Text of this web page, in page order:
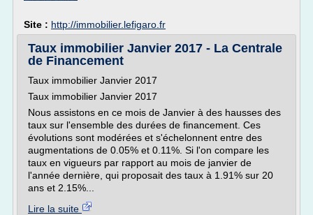
Site : http://immobilier.lefigaro.fr
Taux immobilier Janvier 2017 - La Centrale
de Financement
Taux immobilier Janvier 2017
Taux immobilier Janvier 2017
Nous assistons en ce mois de Janvier à des hausses des
taux sur l'ensemble des durées de financement. Ces
évolutions sont modérées et s'échelonnent entre des
augmentations de 0.05% et 0.11%. Si l'on compare les
taux en vigueurs par rapport au mois de janvier de
l'année dernière, qui proposait des taux à 1.91% sur 20
ans et 2.15%...
Lire la suite